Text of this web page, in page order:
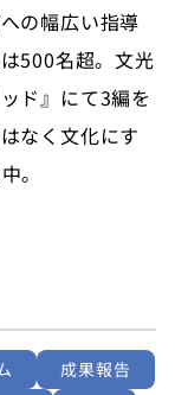
の幅広い指導
500名超。文光
ド』にて3編を
なく文化にす
。
成果報告